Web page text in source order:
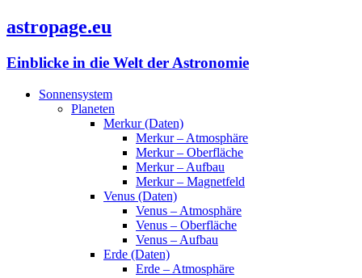
astropage.eu
Einblicke in die Welt der Astronomie
Sonnensystem
Planeten
Merkur (Daten)
Merkur – Atmosphäre
Merkur – Oberfläche
Merkur – Aufbau
Merkur – Magnetfeld
Venus (Daten)
Venus – Atmosphäre
Venus – Oberfläche
Venus – Aufbau
Erde (Daten)
Erde – Atmosphäre